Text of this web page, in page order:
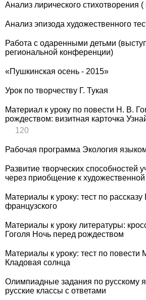
Анализ лирического стихотворения (
Анализ эпизода художественного
Работа с одаренными детьми
региональной конференции)
«Пушкинская осень - 2015»
Урок по творчеству Г. Тукая
Материал к уроку по повести Н. В.
рождеством: визитная карточка
120
Рабочая программа Экология
Развитие творческих способностей
через приобщение к
Материалы к уроку: тест по
французского
Материалы к уроку литературы:
Гоголя Ночь перед рождеством
Материалы к уроку: тест по
Кладовая солнца
Олимпиадные задания по русскому
русские классы с ответами